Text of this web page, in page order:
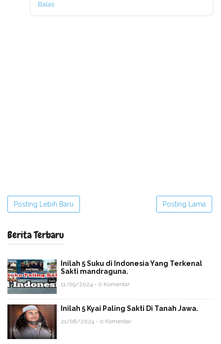
Balas
Posting Lebih Baru Posting Lama
Berita Terbaru
Inilah 5 Suku di Indonesia Yang Terkenal
Sakti mandraguna.
11/09/2024 - 0 Komentar
Inilah 5 Kyai Paling Sakti Di Tanah Jawa.
21/08/2024 - 0 Komentar